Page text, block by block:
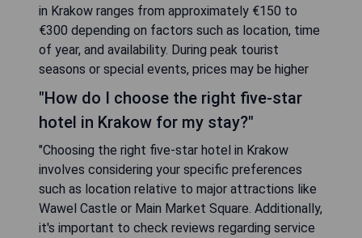
in Krakow ranges from approximately €150 to
€300 depending on factors such as location, time
of year, and availability. During peak tourist
seasons or special events, prices may be higher
"How do I choose the right five-star
hotel in Krakow for my stay?"
"Choosing the right five-star hotel in Krakow
involves considering your specific preferences
such as location relative to major attractions like
Wawel Castle or Main Market Square. Additionally,
it's important to check reviews regarding service